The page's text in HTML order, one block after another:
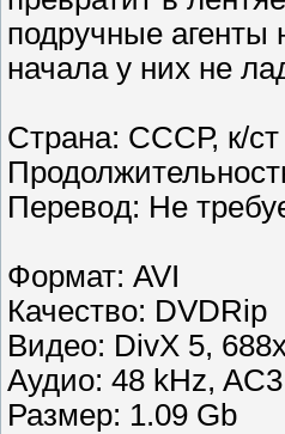
подручные
начала у них не
Страна: СССР, к/ст
Перевoд: Не
Формат: AVI
Качество: DVDRip
Видео: DivX 5,
Аудио: 48 kHz,
Размер: 1.09 Gb